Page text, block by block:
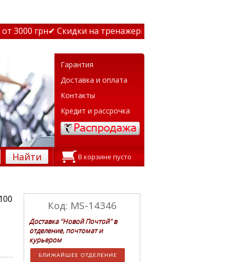
✔ Скидки на тренажеры до 15% Звони! ✔
грн
Гарантия
Доставка и оплата
Контакты
Кредит и рассрочка
Найти В корзине пусто
Код: MS-14346
Доставка "Новой Почтой" в
отделение, почтомат и
курьером
БЛИЖАЙШЕЕ ОТДЕЛЕНИЕ